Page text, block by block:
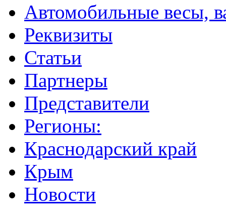
Автомобильные весы,
Реквизиты
Статьи
Партнеры
Представители
Регионы:
Краснодарский край
Крым
Новости